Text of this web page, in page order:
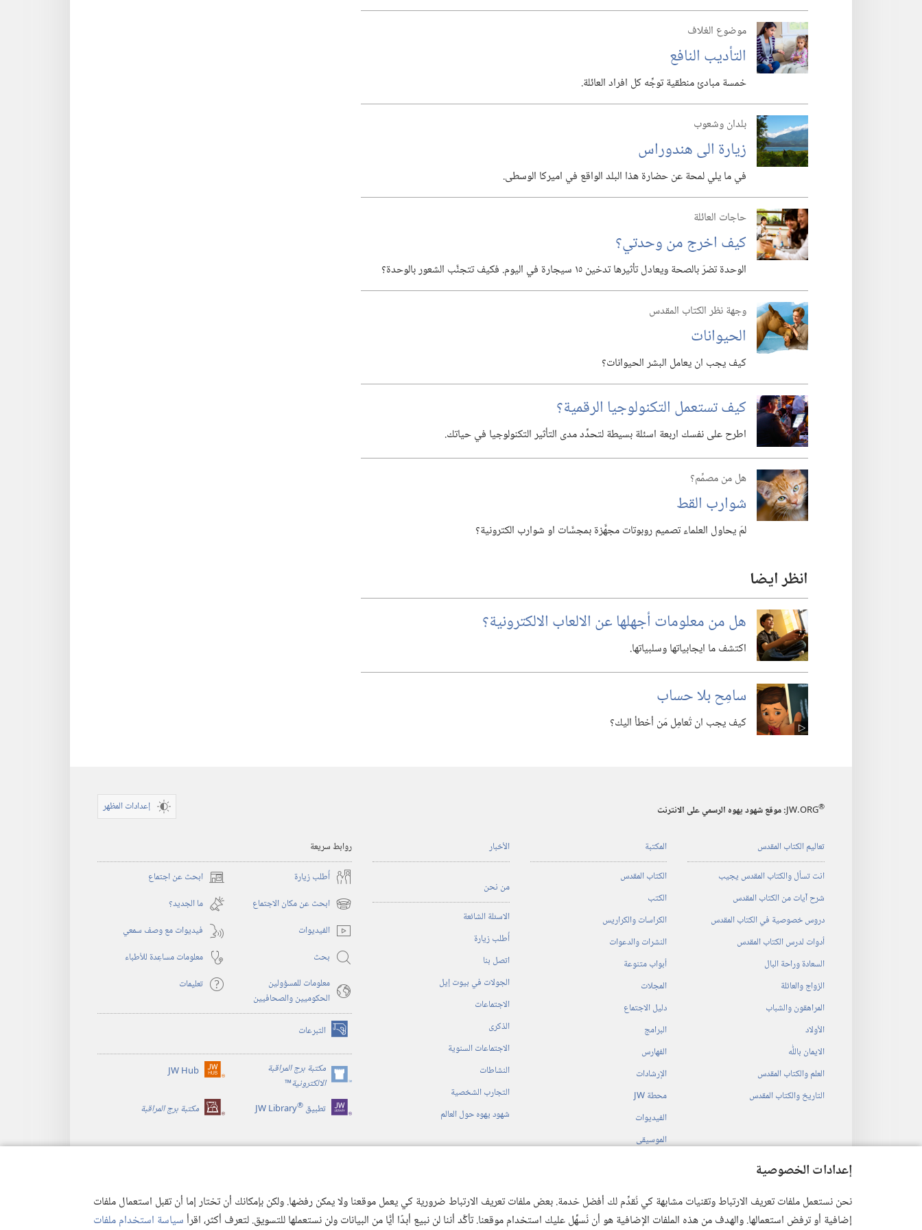
إعدادات الخصوصية
نحن نستعمل ملفات تعريف الارتباط وتقنيات مشابهة كي نُقدِّم لك أفضل خدمة. بعض ملفات تعريف الارتباط ضرورية كي يعمل موقعنا ولا يمكن رفضها. ولكن بإمكانك أن تختار إما أن تقبل استعمال ملفات
إضافية أو ترفض استعمالها. والهدف من هذه الملفات الإضافية هو أن نُسهِّل عليك استخدام موقعنا. تأكَّد أننا لن نبيع أبدًا أيًّا من البيانات ولن نستعملها للتسويق. لتعرف أكثر، اقرأسياسة استخدام ملفات
موضوع الغلاف
التأديب النافع
خمسة مبادئ منطقية توجِّه كل افراد العائلة.‏
بلدان وشعوب
زيارة الى هندوراس
في ما يلي لمحة عن حضارة هذا البلد الواقع في اميركا الوسطى.‏
حاجات العائلة
كيف اخرج من وحدتي؟‏
الوحدة تضرّ بالصحة ويعادل تأثيرها تدخ‍ين ١٥ سيجارة في اليوم.‏ فكيف تتجنَّب الشعور بالوحدة؟‏
وجهة نظر الكتاب المقدس
الحيوانات
كيف يجب ان يعامل البشر الحيوانات؟‏
كيف تستعمل التكنولوجيا الرقمية؟‏
اطرح على نفسك اربعة اسئلة بسيطة لتحدِّد مدى التأثير التكنولوجيا في حياتك.‏
هل من مصمِّم؟
شوارب القط
لمَ يحاول العلماء تصميم روبوتات مجهَّزة بمجسَّات او شوارب الكترونية؟‏
انظر ايضا
هل من معلومات أجهلها عن الالعاب الالكترونية؟‏
اكتشف ما ايجابياتها وسلبياتها.‏
سامِح بلا حساب
كيف يجب ان تُعامِل مَن أخطأ اليك؟‏
JW.ORG® :‏ موقع شهود يهوه الرسمي على الانترنت إعدادات المظهر
تعاليم الكتاب المقدس
انت تسأل والكتاب المقدس يجيب
شرح آيات من الكتاب المقدس
دروس خصوصية في الكتاب المقدس
أدوات لدرس الكتاب المقدس
السعادة وراحة البال
الزواج والعائلة
المراهقون والشباب
الأولاد
الايمان باللّٰه
العلم والكتاب المقدس
التاريخ والكتاب المقدس
المكتبة
الكتاب المقدس
الكتب
الكراسات والكراريس
النشرات والدعوات
أبواب متنوعة
المجلات
دليل الاجتماع
البرامج
الفهارس
الإرشادات
محطة‏ ‏JW
الفيديوات
الموسيقى
الأخبار
من نحن
الاسئلة الشائعة
أُطلب زيارة
اتصل بنا
الجولات في بيوت إيل
الاجتماعات
الذكرى
الاجتماعات السنوية
النشاطات
التجارب الشخصية
شهود يهوه حول العالم
روابط سريعة
أُطلب زيارة
ابحث عن اجتماع (يفتح
نافذة
جديدة)
ابحث عن مكان الاجتماع (يفتح
نافذة
ما الجديد؟‏
الفيديوات
فيديوات مع وصف سمعي
بحث
معلومات مساعِدة للأطباء
معلومات للمسؤولين
الحكوميين والصحافيين
تعليمات
التبرعات (يفتح
نافذة
جديدة) مكتبة برج المراقبة
الالكترونية™
(يفتح
نافذة
جديدة)
JW Hub (يفتح
جديدة)
تطبيق ®
JW Library مكتبة برج المراقبة